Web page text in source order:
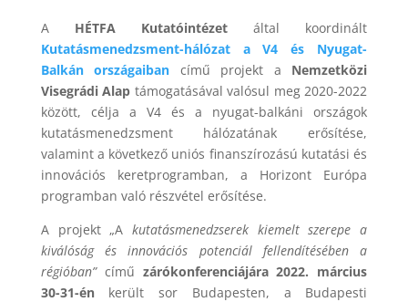
A HÉTFA Kutatóintézet által koordinált
Kutatásmenedzsment-hálózat a V4 és Nyugat-
Balkán országaiban című projekt a Nemzetközi
Visegrádi Alap támogatásával valósul meg 2020-2022
között, célja a V4 és a nyugat-balkáni országok
kutatásmenedzsment hálózatának erősítése,
valamint a következő uniós finanszírozású kutatási és
innovációs keretprogramban, a Horizont Európa
programban való részvétel erősítése.
A projekt „A kutatásmenedzserek kiemelt szerepe a
kiválóság és innovációs potenciál fellendítésében a
régióban” című zárókonferenciájára 2022. március
30-31-énkerült sor Budapesten, a Budapesti